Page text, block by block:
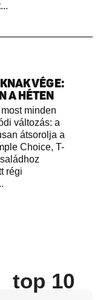
VÉGE:
A HÉTEN
minden
változás: a
átsorolja a
Choice, T-
régi
top 10